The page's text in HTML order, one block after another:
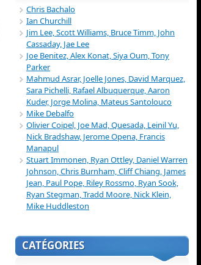
Chris Bachalo
Ian Churchill
Jim Lee, Scott Williams, Bruce Timm, John
Cassaday, Jae Lee
Joe Benitez, Alex Konat, Siya Oum, Tony
Parker
Mahmud Asrar, Joelle Jones, David Marquez,
Sara Pichelli, Rafael Albuquerque, Aaron
Kuder, Jorge Molina, Mateus Santolouco
Mike Debalfo
Olivier Coipel, Joe Mad, Quesada, Leinil Yu,
Nick Bradshaw, Jerome Opena, Francis
Manapul
Stuart Immonen, Ryan Ottley, Daniel Warren
Johnson, Chris Burnham, Cliff Chiang, James
Jean, Paul Pope, Riley Rossmo, Ryan Sook,
Ryan Stegman, Tradd Moore, Nick Klein,
Mike Huddleston
CATÉGORIES